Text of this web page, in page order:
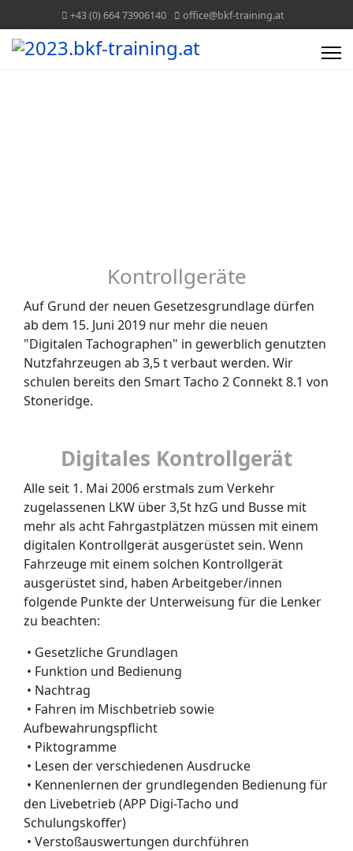
+43 (0) 664 73906140 office@bkf-training.at
Kontrollgeräte
Auf Grund der neuen Gesetzesgrundlage dürfen
ab dem 15. Juni 2019 nur mehr die neuen
"Digitalen Tachographen" in gewerblich genutzten
Nutzfahrzeugen ab 3,5 t verbaut werden. Wir
schulen bereits den Smart Tacho 2 Connekt 8.1 von
Stoneridge.
Digitales Kontrollgerät
Alle seit 1. Mai 2006 erstmals zum Verkehr
zugelassenen LKW über 3,5t hzG und Busse mit
mehr als acht Fahrgastplätzen müssen mit einem
digitalen Kontrollgerät ausgerüstet sein. Wenn
Fahrzeuge mit einem solchen Kontrollgerät
ausgerüstet sind, haben Arbeitgeber/innen
folgende Punkte der Unterweisung für die Lenker
zu beachten:
• Gesetzliche Grundlagen
• Funktion und Bedienung
• Nachtrag
• Fahren im Mischbetrieb sowie
Aufbewahrungspflicht
• Piktogramme
• Lesen der verschiedenen Ausdrucke
• Kennenlernen der grundlegenden Bedienung für
den Livebetrieb (APP Digi-Tacho und
Schulungskoffer)
• Verstoßauswertungen durchführen